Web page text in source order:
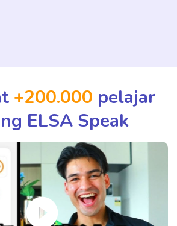
+200.000 pelajar
ELSA Speak